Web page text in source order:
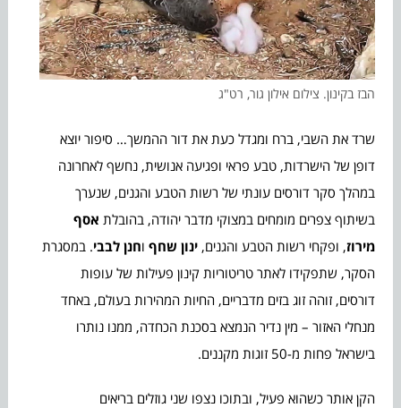
הבז בקינון. צילום אילון גור, רט"ג
שרד את השבי, ברח ומגדל כעת את דור ההמשך… סיפור יוצא
דופן של הישרדות, טבע פראי ופגיעה אנושית, נחשף לאחרונה
במהלך סקר דורסים עונתי של רשות הטבע והגנים, שנערך
בשיתוף צפרים מומחים במצוקי מדבר יהודה, בהובלת אסף
מירוז, ופקחי רשות הטבע והגנים,ינון שחף וחנן לבבי. במסגרת
הסקר, שתפקידו לאתר טריטוריות קינון פעילות של עופות
דורסים, זוהה זוג בזים מדבריים, החיות המהירות בעולם, באחד
מנחלי האזור – מין נדיר הנמצא בסכנת הכחדה, ממנו נותרו
בישראל פחות מ-50 זוגות מקננים.
הקן אותר כשהוא פעיל, ובתוכו נצפו שני גוזלים בריאים